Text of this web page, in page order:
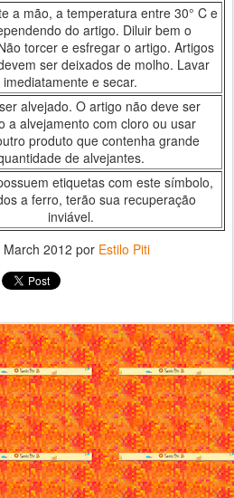
a mão, a temperatura entre 30° C e
do artigo. Diluir bem o
torcer e esfregar o artigo. Artigos
ser deixados de molho. Lavar
imediatamente e secar.
alvejado. O artigo não deve ser
a alvejamento com cloro ou usar
produto que contenha grande
de alvejantes.
etiquetas com este símbolo,
a ferro, terão sua recuperação
inviável.
March 2012 por Estilo Piti